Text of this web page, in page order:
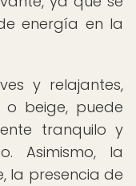
energía en la
y relajantes,
beige, puede
tranquilo y
Asimismo, la
la presencia de